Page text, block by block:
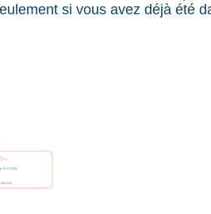
si vous avez déjà été